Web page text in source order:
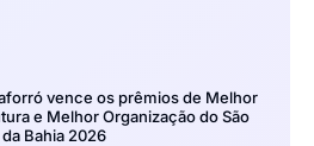
vence os prêmios de Melhor
e Melhor Organização do São
Bahia 2026